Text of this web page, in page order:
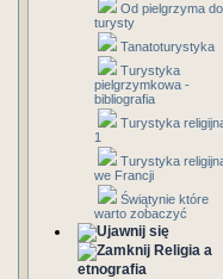
Od pielgrzyma do
turysty
Tanatoturystyka
Turystyka
pielgrzymkowa -
bibliografia
Turystyka
1
Turystyka
we Francji
Świątynie które
warto zobaczyć
Religia a
etnografia